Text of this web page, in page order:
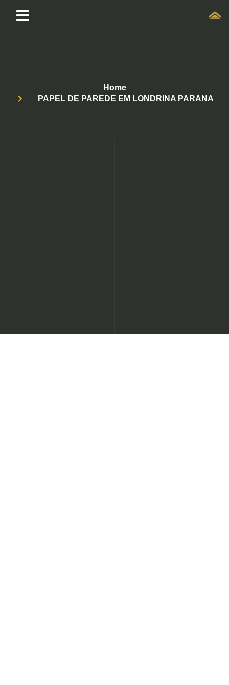
Home
PAPEL DE PAREDE EM LONDRINA PARANA